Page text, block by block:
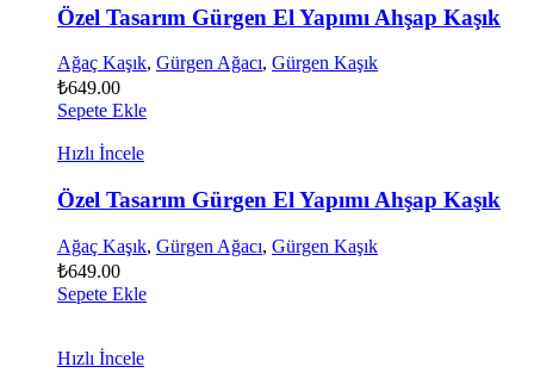
Özel Tasarım Gürgen El Yapımı Ahşap Kaşık
Ağaç Kaşık, Gürgen Ağacı, Gürgen Kaşık
₺649.00
Sepete Ekle
Hızlı İncele
Özel Tasarım Gürgen El Yapımı Ahşap Kaşık
Ağaç Kaşık, Gürgen Ağacı, Gürgen Kaşık
₺649.00
Sepete Ekle
Hızlı İncele